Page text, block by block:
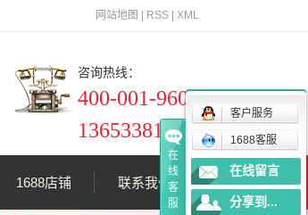
网站地图 RSS XML
咨询热线：
400-001-9609
13653381545
1688店铺 联系我们
在
线
客
服
客户服务
1688客服
在线留言
分享到...